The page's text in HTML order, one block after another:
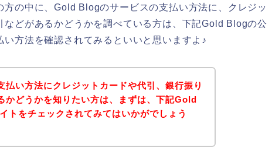
方の中に、Gold Blogのサービスの支払い方法に、クレジッ
などがあるかどうかを調べている方は、下記Gold Blogの公
方法を確認されてみるといいと思いますよ♪
い方法にクレジットカードや代引、銀行振り
かどうかを知りたい方は、まずは、下記Gold
トをチェックされてみてはいかがでしょう